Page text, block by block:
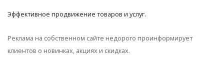
Эффективное продвижение товаров и услуг.
Реклама на собственном сайте недорого проинформирует
клиентов о новинках, акциях и скидках.